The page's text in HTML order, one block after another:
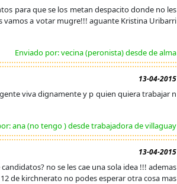
para que se los metan despacito donde no les
vamos a votar mugre!!! aguante Kristina Uribarri
Enviado por: vecina (peronista) desde de alma
13-04-2015
viva dignamente y p quien quiera trabajar n
ana (no tengo ) desde trabajadora de villaguay
13-04-2015
no se les cae una sola idea !!! ademas
de kirchnerato no podes esperar otra cosa mas